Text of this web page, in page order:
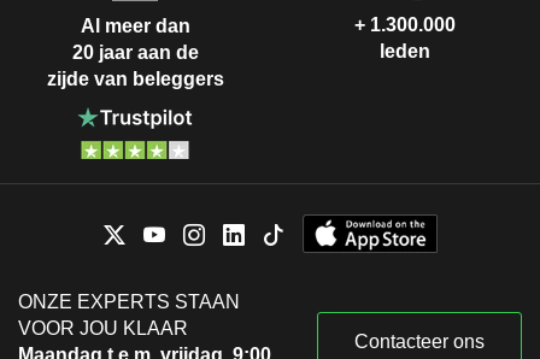
Al meer dan
20 jaar aan de
zijde van beleggers
+ 1.300.000
leden
ONZE EXPERTS STAAN
VOOR JOU KLAAR
Maandag t.e.m. vrijdag, 9:00
Contacteer ons